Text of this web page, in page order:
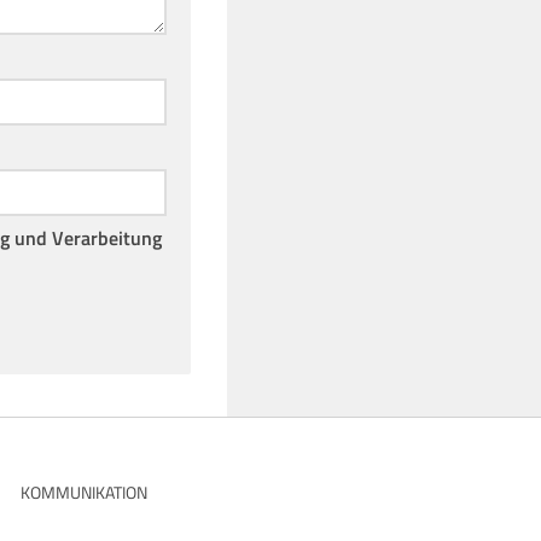
und Verarbeitung
KOMMUNIKATION